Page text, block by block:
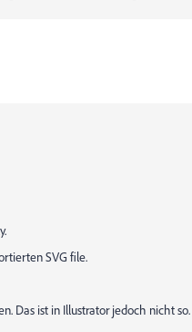
SVG file.
Das ist in Illustrator jedoch nicht so.